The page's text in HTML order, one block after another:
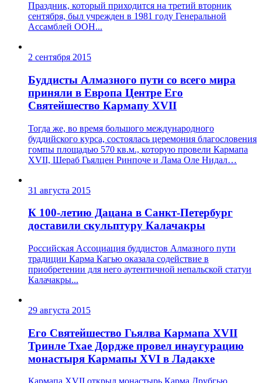
Праздник, который приходится на третий вторник
сентября, был учрежден в 1981 году Генеральной
Ассамблей ООН...
2 сентября 2015
Буддисты Алмазного пути со всего мира
приняли в Европа Центре Его
Святейшество Кармапу XVII
Тогда же, во время большого международного
буддийского курса, состоялась церемония благословения
гомпы площадью 570 кв.м., которую провели Кармапа
XVII, Шераб Гьялцен Ринпоче и Лама Оле Нидал…
31 августа 2015
К 100-летию Дацана в Санкт-Петербург
доставили скульптуру Калачакры
Российская Ассоциация буддистов Алмазного пути
традиции Карма Кагью оказала содействие в
приобретении для него аутентичной непальской статуи
Калачакры...
29 августа 2015
Его Святейшество Гьялва Кармапа XVII
Тринле Тхае Дордже провел инаугурацию
монастыря Кармапы XVI в Ладакхе